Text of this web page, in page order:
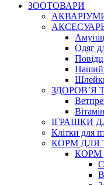
ЗООТОВАРИ
Одяг
ЗДОРОВ’Я
ІГРАШКИ
Клітки для
КОРМ ДЛЯ
КОРМ